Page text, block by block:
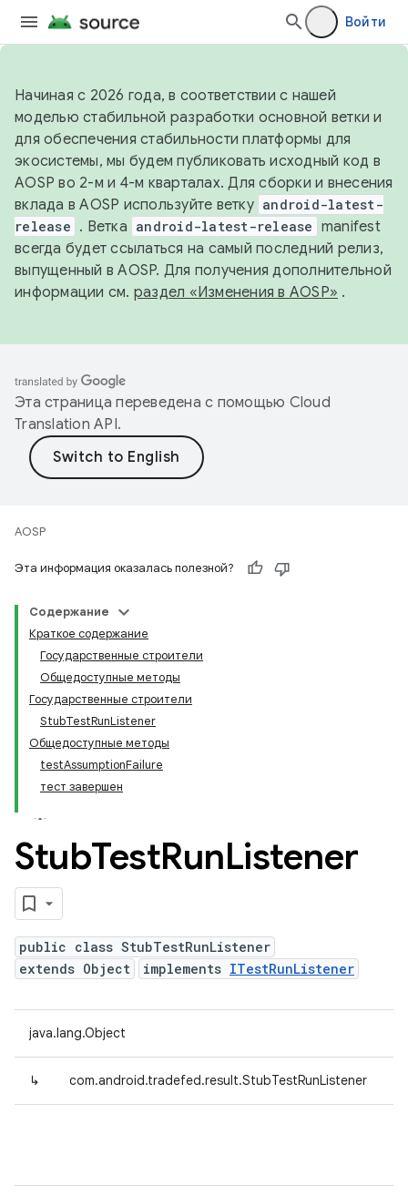
Войти
Начиная с 2026 года, в соответствии с нашей
моделью стабильной разработки основной ветки и
для обеспечения стабильности платформы для
экосистемы, мы будем публиковать исходный код в
AOSP во 2-м и 4-м кварталах. Для сборки и внесения
вклада в AOSP используйте ветку android-latest-
release . Ветка android-latest-release manifest
всегда будет ссылаться на самый последний релиз,
выпущенный в AOSP. Для получения дополнительной
информации см. раздел «Изменения в AOSP» .
Эта страница переведена с помощью Cloud
Translation API.
AOSP
Эта информация оказалась полезной?
Содержание
Краткое содержание
Государственные строители
Общедоступные методы
Государственные строители
StubTestRunListener
Общедоступные методы
testAssumptionFailure
тест завершен
StubTestRunListener
public class StubTestRunListener
extends Object
implements ITestRunListener
java.lang.Object
↳ com.android.tradefed.result.StubTestRunListener